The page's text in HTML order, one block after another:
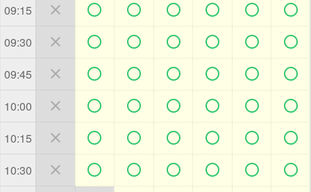
09:15       
09:30       
09:45       
10:00       
10:15       
10:30       